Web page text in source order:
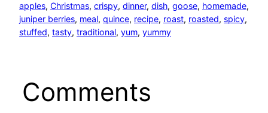
apples, Christmas, crispy, dinner, dish, goose, homemade
juniper berries, meal, quince, recipe, roast, roasted, spicy
stuffed, tasty, traditional, yum, yummy
Comments